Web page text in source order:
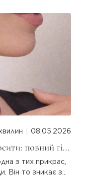
08.05.2026
повний гід
Він то зникає з